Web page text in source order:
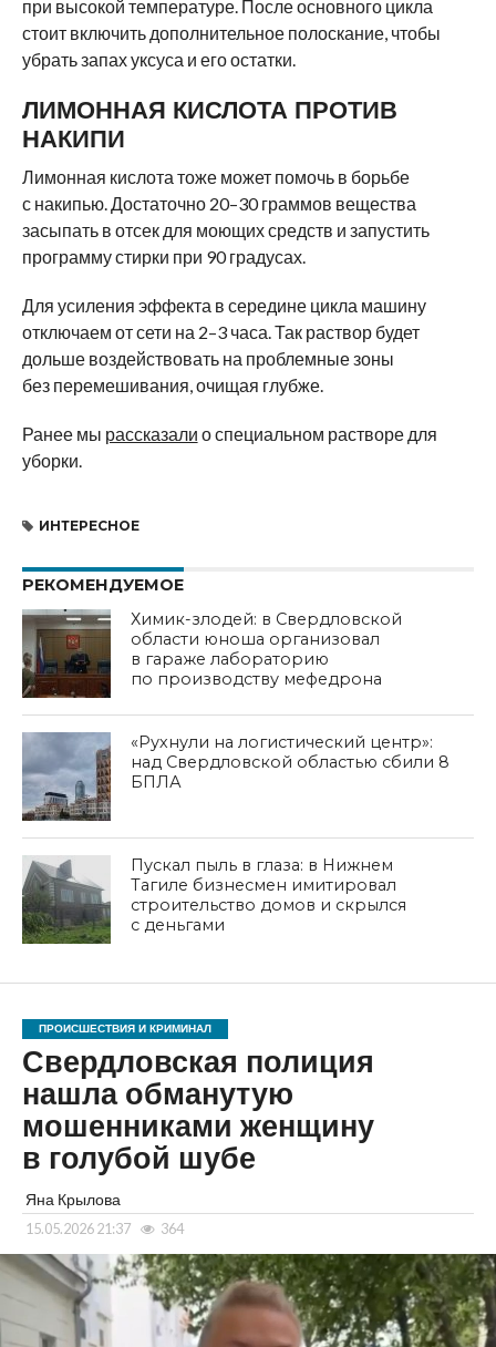
при высокой температуре. После основного цикла
стоит включить дополнительное полоскание, чтобы
убрать запах уксуса и его остатки.
ЛИМОННАЯ КИСЛОТА ПРОТИВ
НАКИПИ
Лимонная кислота тоже может помочь в борьбе
с накипью. Достаточно 20–30 граммов вещества
засыпать в отсек для моющих средств и запустить
программу стирки при 90 градусах.
Для усиления эффекта в середине цикла машину
отключаем от сети на 2–3 часа. Так раствор будет
дольше воздействовать на проблемные зоны
без перемешивания, очищая глубже.
Ранее мы рассказали о специальном растворе для
уборки.
ИНТЕРЕСНОЕ
РЕКОМЕНДУЕМОЕ
Химик-злодей: в Свердловской
области юноша организовал
в гараже лабораторию
по производству мефедрона
«Рухнули на логистический центр»:
над Свердловской областью сбили 8
БПЛА
Пускал пыль в глаза: в Нижнем
Тагиле бизнесмен имитировал
строительство домов и скрылся
с деньгами
ПРОИСШЕСТВИЯ И КРИМИНАЛ
Свердловская полиция
нашла обманутую
мошенниками женщину
в голубой шубе
Яна Крылова
15.05.2026 21:37 364